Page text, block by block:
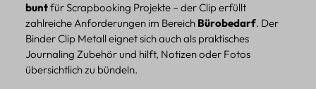
buntfür Scrapbooking Projekte – der Clip erfüllt
zahlreiche Anforderungen im Bereich Bürobedarf. Der
Binder Clip Metall eignet sich auch als praktisches
Journaling Zubehör und hilft, Notizen oder Fotos
übersichtlich zu bündeln.